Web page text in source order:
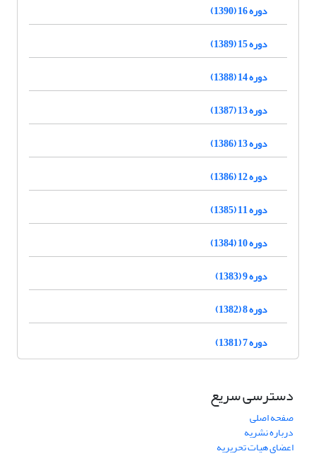
دوره 16 (1390)
دوره 15 (1389)
دوره 14 (1388)
دوره 13 (1387)
دوره 13 (1386)
دوره 12 (1386)
دوره 11 (1385)
دوره 10 (1384)
دوره 9 (1383)
دوره 8 (1382)
دوره 7 (1381)
دسترسی سریع
صفحه اصلی
درباره نشریه
اعضای هیات تحریریه